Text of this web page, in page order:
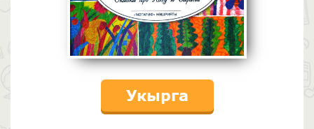
Укырга